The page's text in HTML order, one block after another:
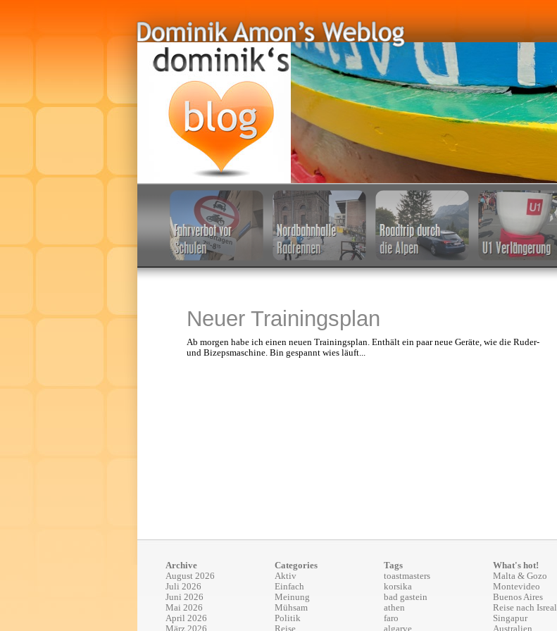
Neuer Trainingsplan
Ab morgen habe ich einen neuen Trainingsplan. Enthält ein paar neue Geräte, wie die Ruder-
und Bizepsmaschine. Bin gespannt wies läuft...
Archive
August 2026
Juli 2026
Juni 2026
Mai 2026
April 2026
März 2026
Categories
Aktiv
Einfach
Meinung
Mühsam
Politik
Reise
Tags
toastmasters
korsika
bad gastein
athen
faro
algarve
What's hot!
Malta & Gozo
Montevideo
Buenos Aires
Reise nach Isreal
Singapur
Australien